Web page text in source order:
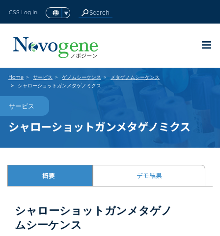
CSS Log In
BACK 最新情報
現在のプロモーション
BACK 現在のプロモーション
国内シングルセルラボ
完全エンドツーエンドRNA-seqnew
Olink Reveal キャンペーン
new
終了したプロモーション
BACK 終了したプロモーション
ノボジーン感謝祭キャンペーン2023
最大40%オフロングリードシーケン
ス
PacBio Revio™ 登録受付中
ノボジーン研究支援プログラム
BACK サービス
ゲノミクス
BACK ゲノミクス
全ゲノムシーケンス
BACK 全ゲノムシーケンス
ヒト全ゲノムシーケンス
BACK ヒト全ゲノムシーケンス
動植物全ゲノムシーケンス
BACK 動植物全ゲノムシーケンス
BACK 微生物全ゲノムシーケンス
ターゲットキャプチャーシーケンス
BACK
ンス
ヒト全エクソームシーケンス
BACK ヒト全エクソームシーケンス
マウス全エクソームシーケンスの紹介
BACK
の紹介
BACK de novo シーケンス
動植物de novo
BACK 動植物de novo シーケンス
微生物de novo シーケンス
BACK 微生物de novo シーケンス
メタゲノムシーケンス
BACK メタゲノムシーケンス
16S/18S/ITS アンプリコンメタゲノムシーケ
ンス
BACK
ゲノムシーケンス
BACK
ンス
トランスクリプトミクス
BACK トランスクリプトミクス
真核生物
BACK 真核生物
RNAシーケンス（RNA-seq）
BACK RNAシーケンス（RNA-seq）
ロングノンコーディングRNAシーケンス
BACK
ーケンス (lncRNA-seq)
BACK
(sRNA-seq)
環状RNAシーケンス
BACK 環状RNAシーケンス
全トランスクリプトームシーケンス
BACK
ンス
アイソフォームシーケンス(全長トランスクリ
トランスクリプトームシーケン
原核生物
BACK 原核生物
原核生物RNAシーケンス
BACK 原核生物RNAシーケンス
メタトランスクリプトームシーケンス
BACK
ケンス
BACK シングルセルオミクス
シングルセル遺伝子発現解析
シングルセルロングリードトランスクリプトー
エピゲノミクス
BACK エピゲノミクス
全ゲノムバイサルファイトシーケンス
Reduced Representation Bisulfite
RNA免疫沈降シーケンス (RIP-Seq)
BACK プリメイドライブラリ
プリメイドライブラリシーケンス
プロテオミクス
BACK プロテオミクス
Olinkプロテオミクス
BACK テクノロジー
概要
プラットフォーム
インテリジェント配信プラットフォーム
BACK リソース
サービスサポート
BACK サービスサポート
資料ダウンロード
カスタマーサービス システム
パンフレット
コミュニティ
BACK ノボジーンについて
ノボジーンについて
ノボジーングローバル
ニュース＆イベント
パートナーシップ
Home サービス ゲノムシーケンス
メタゲノムシーケンス
シャローショットガンメタゲノミクス
サービス
シャローショットガンメタゲノミクス
概要 デモ結果
シャローショットガンメタゲノ
ムシーケンス